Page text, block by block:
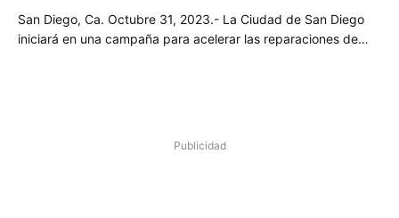
San Diego, Ca. Octubre 31, 2023.- La Ciudad de San Diego
iniciará en una campaña para acelerar las reparaciones de…
Publicidad